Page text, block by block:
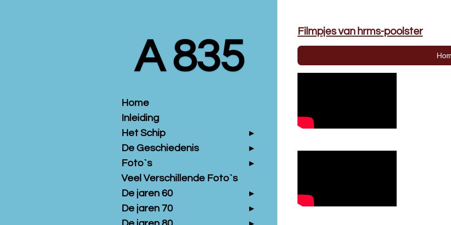
Filmpjes van hrms-poolster
A 835
Home
Inleiding
Het Schip
De Geschiedenis
Foto`s
Veel Verschillende Foto`s
De jaren 60
De jaren 70